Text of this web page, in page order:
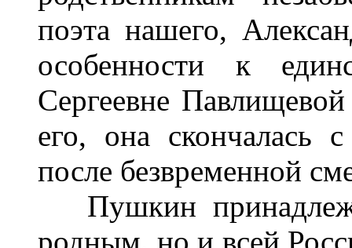
поэта нашего,
особенности к
Сергеевне
его, она скончалась
после безвременной
Пушкин